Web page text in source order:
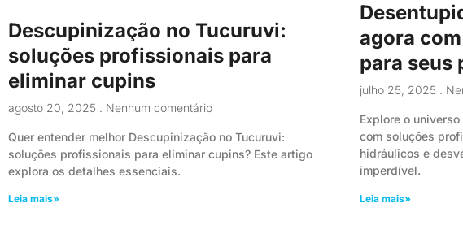
Descupinização no Tucuruvi:
soluções profissionais para
eliminar cupins
agosto 20, 2025 Nenhum comentário
Quer entender melhor Descupinização no Tucuruvi:
soluções profissionais para eliminar cupins? Este artigo
explora os detalhes essenciais.
Leia mais»
agora
para seus
julho 25, 2025
Explore o
com soluções
hidráulicos e
imperdível.
Leia mais»